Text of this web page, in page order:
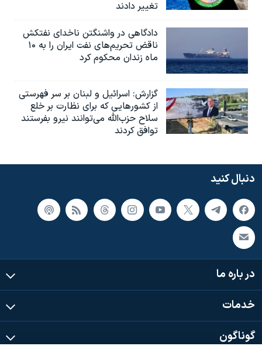
تغییر دادند
دادگاهی در واشنگتن ناخدای نفتکش
ناقض تحریم‌های نفت ایران را به ۱۰
ماه زندان محکوم کرد
گزارش‌: اسرائيل و لبنان بر سر فهرستی
از کشورهایی که برای نظارت بر خلع
سلاح حزب‌الله می‌توانند نیرو بفرستند
توافق کردند
دنبال کنید
در باره ما
خدمات
گوناگون